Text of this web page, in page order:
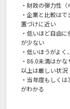
・財政の弾力性
・企業と比較は
置づけに近い
・低いほど自由
が少ない
・低いほうがよ
・86.0未満はか
以上は厳しい状況
・当年度もしく
がわかる